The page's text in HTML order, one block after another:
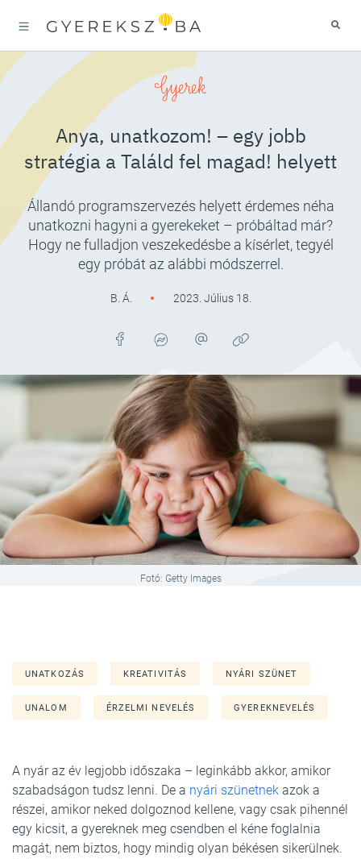
Gyerek
Anya, unatkozom! – egy jobb
stratégia a Találd fel magad! helyett
Állandó programszervezés helyett érdemes néha
unatkozni hagyni a gyerekeket – próbáltad már?
Hogy ne fulladjon veszekedésbe a kísérlet, tegyél
egy próbát az alábbi módszerrel.
B. Á. 2023. Július 18.
Fotó: Getty Images
UNATKOZÁS KREATIVITÁS NYÁRI SZÜNET
UNALOM ÉRZELMI NEVELÉS GYEREKNEVELÉS
A nyár az év legjobb időszaka – leginkább akkor, amikor
szabadságon tudsz lenni. De a nyári szünetnek azok a
részei, amikor neked dolgoznod kellene, vagy csak pihennél
egy kicsit, a gyereknek meg csendben el kéne foglalnia
magát, nem biztos, hogy mindig olyan békésen sikerülnek.